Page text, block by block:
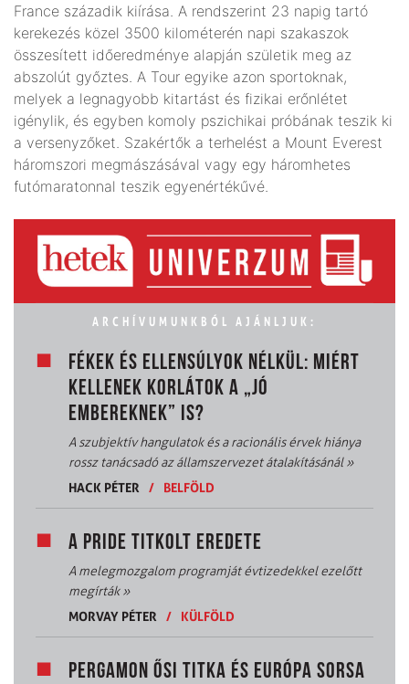
France századik kiírása. A rendszerint 23 napig tartó
kerekezés közel 3500 kilométerén napi szakaszok
összesített időeredménye alapján születik meg az
abszolút győztes. A Tour egyike azon sportoknak,
melyek a legnagyobb kitartást és fizikai erőnlétet
igénylik, és egyben komoly pszichikai próbának teszik ki
a versenyzőket. Szakértők a terhelést a Mount Everest
háromszori megmászásával vagy egy háromhetes
futómaratonnal teszik egyenértékűvé.
ARCHÍVUMUNKBÓL AJÁNLJUK:
FÉKEK ÉS ELLENSÚLYOK NÉLKÜL: MIÉRT
KELLENEK KORLÁTOK A „JÓ
EMBEREKNEK” IS?
A szubjektív hangulatok és a racionális érvek hiánya
rossz tanácsadó az államszervezet átalakításánál»
HACK PÉTER
/ BELFÖLD
A PRIDE TITKOLT EREDETE
A melegmozgalom programját évtizedekkel ezelőtt
megírták»
MORVAY PÉTER
/ KÜLFÖLD
PERGAMON ŐSI TITKA ÉS EURÓPA SORSA